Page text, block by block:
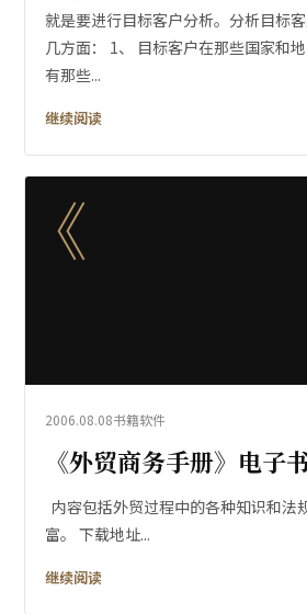
就是要进行目标客户分析。分析目标
几方面： 1、 目标客户在那些国家和
有那些...
继续阅读
《
2006.08.08书籍软件
《外贸商务手册》电子
内容包括外贸过程中的各种知识和法
富。 下载地址...
继续阅读